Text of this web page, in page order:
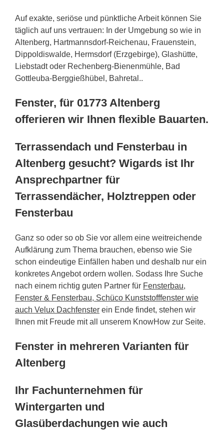
Auf exakte, seriöse und pünktliche Arbeit können Sie
täglich auf uns vertrauen: In der Umgebung so wie in
Altenberg, Hartmannsdorf-Reichenau, Frauenstein,
Dippoldiswalde, Hermsdorf (Erzgebirge), Glashütte,
Liebstadt oder Rechenberg-Bienenmühle, Bad
Gottleuba-Berggießhübel, Bahretal..
Fenster, für 01773 Altenberg
offerieren wir Ihnen flexible Bauarten.
Terrassendach und Fensterbau in
Altenberg gesucht? Wigards ist Ihr
Ansprechpartner für
Terrassendächer, Holztreppen oder
Fensterbau
Ganz so oder so ob Sie vor allem eine weitreichende
Aufklärung zum Thema brauchen, ebenso wie Sie
schon eindeutige Einfällen haben und deshalb nur ein
konkretes Angebot ordern wollen. Sodass Ihre Suche
nach einem richtig guten Partner für Fensterbau,
Fenster & Fensterbau, Schüco Kunststofffenster wie
auch Velux Dachfenster ein Ende findet, stehen wir
Ihnen mit Freude mit all unserem KnowHow zur Seite.
Fenster in mehreren Varianten für
Altenberg
Ihr Fachunternehmen für
Wintergarten und
Glasüberdachungen wie auch